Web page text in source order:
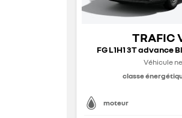
TRAFIC
FG L1H1 3T advance
Véhicule
classe
moteur